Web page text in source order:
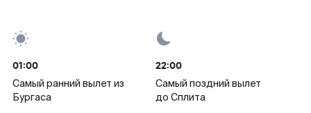
01:00
Самый ранний вылет из
Бургаса
22:00
Самый поздний вылет
до Сплита